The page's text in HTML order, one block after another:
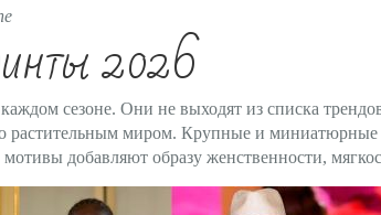
2026
сезоне. Они не выходят из списка
растительным миром. Крупные и миниатюрные
добавляют образу женственности,